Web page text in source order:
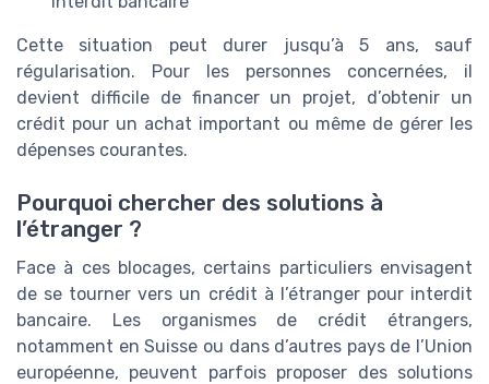
Cette situation peut durer jusqu’à 5 ans, sauf
régularisation. Pour les personnes concernées, il
devient difficile de financer un projet, d’obtenir un
crédit pour un achat important ou même de gérer les
dépenses courantes.
Pourquoi chercher des solutions à
l’étranger ?
Face à ces blocages, certains particuliers envisagent
de se tourner vers un crédit à l’étranger pour interdit
bancaire. Les organismes de crédit étrangers,
notamment en Suisse ou dans d’autres pays de l’Union
européenne, peuvent parfois proposer des solutions